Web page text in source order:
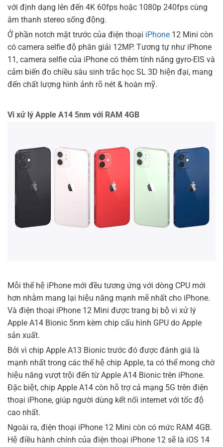
với định dạng lên đến 4K 60fps hoặc 1080p 240fps cùng
âm thanh stereo sống động.
Ở phần notch mặt trước của điện thoại iPhone 12 Mini còn
có camera selfie độ phân giải 12MP. Tương tự như iPhone
11, camera selfie của iPhone có thêm tính năng gyro-EIS và
cảm biến đo chiều sâu sinh trắc học SL 3D hiện đại, mang
đến chất lượng hình ảnh rõ nét & hoàn mỹ.
Vi xử lý Apple A14 5nm với RAM 4GB
Mỗi thế hệ iPhone mới đều tương ứng với dòng CPU mới
hơn nhằm mang lại hiệu năng mạnh mẽ nhất cho iPhone.
Và điện thoại iPhone 12 Mini được trang bị bộ vi xử lý
Apple A14 Bionic 5nm kèm chip cấu hình GPU do Apple
sản xuất.
Bởi vì chip Apple A13 Bionic trước đó được đánh giá là
mạnh nhất trong các thế hệ chip Apple, ta có thể mong chờ
hiệu năng vượt trội đến từ Apple A14 Bionic trên iPhone.
Đặc biệt, chip Apple A14 còn hỗ trợ cả mạng 5G trên điện
thoại iPhone, giúp người dùng kết nối internet với tốc độ
cao nhất.
Ngoài ra, điện thoại iPhone 12 Mini còn có mức RAM 4GB.
Hệ điều hành chính của điện thoại iPhone 12 sẽ là iOS 14